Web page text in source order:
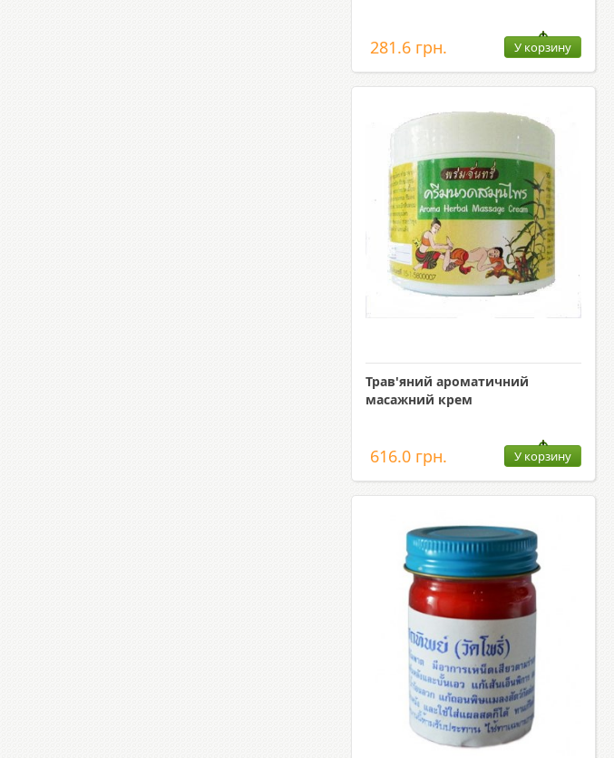
281.6 грн. У корзину
Трав'яний ароматичний
масажний крем
616.0 грн. У корзину